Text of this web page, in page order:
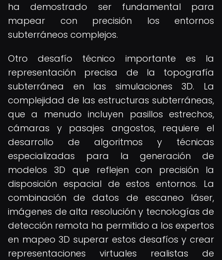
ha demostrado ser fundamental para
mapear con precisión los entornos
subterráneos complejos.
Otro desafío técnico importante es la
representación precisa de la topografía
subterránea en las simulaciones 3D. La
complejidad de las estructuras subterráneas,
que a menudo incluyen pasillos estrechos,
cámaras y pasajes angostos, requiere el
desarrollo de algoritmos y técnicas
especializadas para la generación de
modelos 3D que reflejen con precisión la
disposición espacial de estos entornos. La
combinación de datos de escaneo láser,
imágenes de alta resolución y tecnologías de
detección remota ha permitido a los expertos
en mapeo 3D superar estos desafíos y crear
representaciones virtuales realistas de